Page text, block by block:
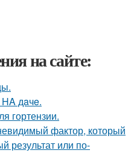
на сайте:
дaчe.
гортензии.
фактор, который
результат или по-